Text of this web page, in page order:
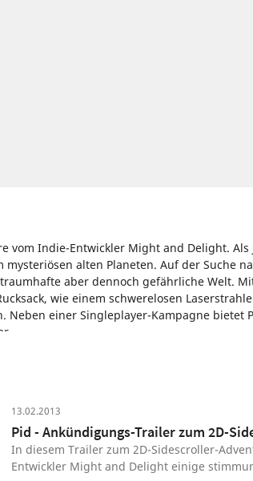
vom Indie-Entwickler Might and Delight.
alten Planeten. Auf der Suche
aber dennoch gefährliche Welt.
wie einem schwerelosen
Neben einer Singleplayer-Kampagne bietet
13.02.2013
Pid - Ankündigungs-Trailer zum 2D-
In diesem Trailer zum 2D-Sidescroller-
Entwickler Might and Delight einige